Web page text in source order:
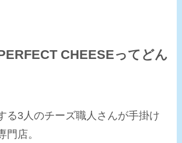
CHEESEってどん
る3人のチーズ職人さんが手掛け
門店。